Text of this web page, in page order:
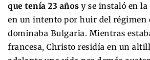
que tenía 23 años y se instaló en
en un intento por huir del régimen
dominaba Bulgaria. Mientras
francesa, Christo residía en un